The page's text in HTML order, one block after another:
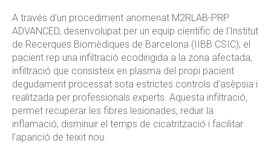
A través d'un procediment anomenat M2RLAB-PRP
ADVANCED, desenvolupat per un equip científic de l'Institut
de Recerques Biomèdiques de Barcelona (IIBB CSIC), el
pacient rep una infiltració ecodirigida a la zona afectada,
infiltració que consisteix en plasma del propi pacient
degudament processat sota estrictes controls d'asèpsia i
realitzada per professionals experts. Aquesta infiltració,
permet recuperar les fibres lesionades, reduir la
inflamació, disminuir el temps de cicatrització i facilitar
l'aparició de teixit nou.